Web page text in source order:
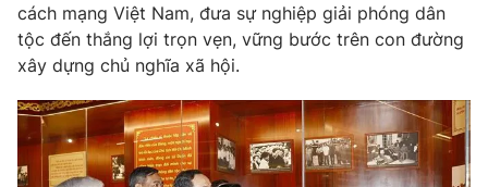
THỜI BÁO VTV
Theo dõi báo trên
cách mạng Việt Nam, đưa sự nghiệp giải phóng dân
tộc đến thắng lợi trọn vẹn, vững bước trên con đường
xây dựng chủ nghĩa xã hội.